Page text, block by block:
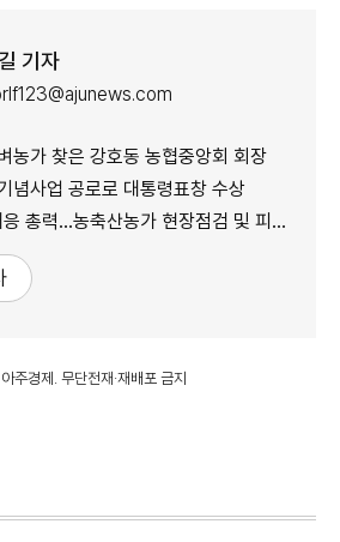
기자
농가 찾은 강호동 농협중앙회 회장
념사업 공로로 대통령표창 수상
력...농축산농가 현장점검 및 피해 예방 강화
경제. 무단전재·재배포 금지